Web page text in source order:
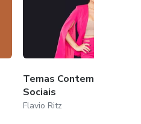
Temas Contemporâneos e
Sociais
Flavio Ritz